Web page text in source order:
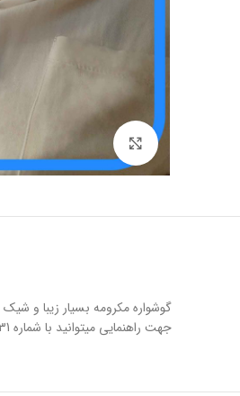
برای بزرگنمایی کلیک کنید
گوشواره مکرومه بسیار زیبا و شیک
جهت راهنمایی میتوانید با شماره 09354081131 در واتس اپ در تماس باشید.